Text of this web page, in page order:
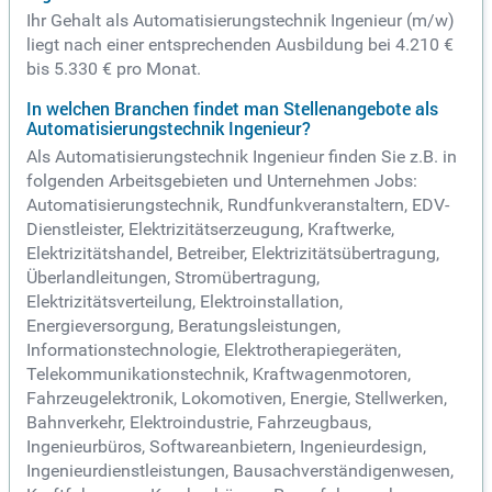
Ihr Gehalt als Automatisierungstechnik Ingenieur (m/w)
liegt nach einer entsprechenden Ausbildung bei 4.210 €
bis 5.330 € pro Monat.
In welchen Branchen findet man Stellenangebote als
Automatisierungstechnik Ingenieur?
Als Automatisierungstechnik Ingenieur finden Sie z.B. in
folgenden Arbeitsgebieten und Unternehmen Jobs:
Automatisierungstechnik, Rundfunkveranstaltern, EDV-
Dienstleister, Elektrizitätserzeugung, Kraftwerke,
Elektrizitätshandel, Betreiber, Elektrizitätsübertragung,
Überlandleitungen, Stromübertragung,
Elektrizitätsverteilung, Elektroinstallation,
Energieversorgung, Beratungsleistungen,
Informationstechnologie, Elektrotherapiegeräten,
Telekommunikationstechnik, Kraftwagenmotoren,
Fahrzeugelektronik, Lokomotiven, Energie, Stellwerken,
Bahnverkehr, Elektroindustrie, Fahrzeugbaus,
Ingenieurbüros, Softwareanbietern, Ingenieurdesign,
Ingenieurdienstleistungen, Bausachverständigenwesen,